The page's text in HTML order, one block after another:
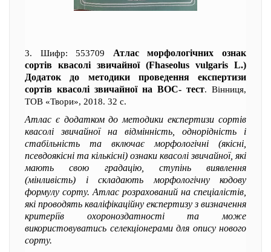
3. Шифр: 553709 Атлас морфологічних ознак
сортів квасолі звичайної (Fhaseolus vulgaris L.)
Додаток до методики проведення експертизи
сортів квасолі звичайної на ВОС- тест. Вінниця,
ТОВ «Твори», 2018. 32 с.
Атлас є додатком до методики експертизи сортів
квасолі звичайної на відмінність, однорідність і
стабільність та включає морфологічні (якісні,
псевдоякісні та кількісні) ознаки квасолі звичайної, які
мають свою градацію, ступінь виявлення
(мінливість) і складають морфологічну кодову
формулу сорту. Атлас розрахований на спеціалістів,
які проводять кваліфікаційну експертизу з визначення
критеріїв охороноздатності та може
використовуватись селекціонерами для опису нового
сорту.